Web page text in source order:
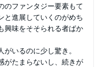
のファンタジー要素もて
と進展していくのがめち
興味をそそられる者ばか
いるのに少し驚き。
がたまらないし、続きが